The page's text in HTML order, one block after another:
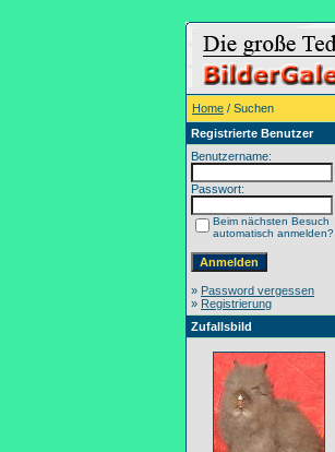
Home / Suchen
Registrierte Benutzer
Benutzername:
Passwort:
Beim nächsten Besuch
automatisch anmelden?
» Password vergessen
» Registrierung
Zufallsbild